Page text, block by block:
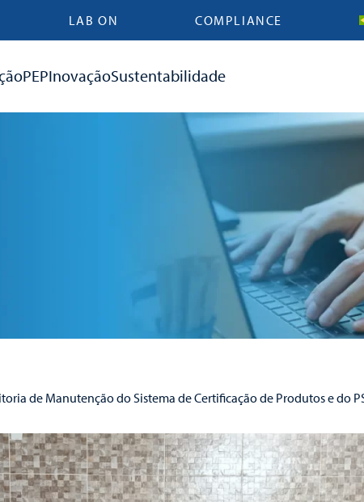
LAB ON COMPLIANCE
PEPInovaçãoSustentabilidade
de Manutenção do Sistema de Certificação de Produtos e do